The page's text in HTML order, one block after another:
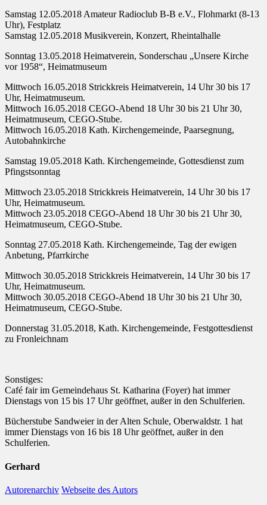
Samstag 12.05.2018 Amateur Radioclub B-B e.V., Flohmarkt (8-13
Uhr), Festplatz
Samstag 12.05.2018 Musikverein, Konzert, Rheintalhalle
Sonntag 13.05.2018 Heimatverein, Sonderschau „Unsere Kirche
vor 1958“, Heimatmuseum
Mittwoch 16.05.2018 Strickkreis Heimatverein, 14 Uhr 30 bis 17
Uhr, Heimatmuseum.
Mittwoch 16.05.2018 CEGO-Abend 18 Uhr 30 bis 21 Uhr 30,
Heimatmuseum, CEGO-Stube.
Mittwoch 16.05.2018 Kath. Kirchengemeinde, Paarsegnung,
Autobahnkirche
Samstag 19.05.2018 Kath. Kirchengemeinde, Gottesdienst zum
Pfingstsonntag
Mittwoch 23.05.2018 Strickkreis Heimatverein, 14 Uhr 30 bis 17
Uhr, Heimatmuseum.
Mittwoch 23.05.2018 CEGO-Abend 18 Uhr 30 bis 21 Uhr 30,
Heimatmuseum, CEGO-Stube.
Sonntag 27.05.2018 Kath. Kirchengemeinde, Tag der ewigen
Anbetung, Pfarrkirche
Mittwoch 30.05.2018 Strickkreis Heimatverein, 14 Uhr 30 bis 17
Uhr, Heimatmuseum.
Mittwoch 30.05.2018 CEGO-Abend 18 Uhr 30 bis 21 Uhr 30,
Heimatmuseum, CEGO-Stube.
Donnerstag 31.05.2018, Kath. Kirchengemeinde, Festgottesdienst
zu Fronleichnam
Sonstiges:
Café fair im Gemeindehaus St. Katharina (Foyer) hat immer
Dienstags von 15 bis 17 Uhr geöffnet, außer in den Schulferien.
Bücherstube Sandweier in der Alten Schule, Oberwaldstr. 1 hat
immer Dienstags von 16 bis 18 Uhr geöffnet, außer in den
Schulferien.
Gerhard
Autorenarchiv Webseite des Autors